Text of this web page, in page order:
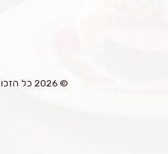
© 2026 כל הזכויות שמורות לטעימתא